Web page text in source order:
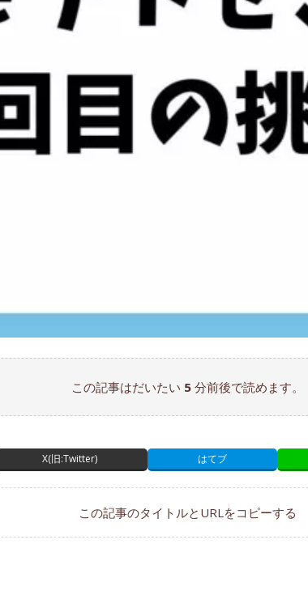
この記事はだいたい 5分前後で読めます。
X(旧:Twitter) はてブ
この記事のタイトルとURLをコピーする